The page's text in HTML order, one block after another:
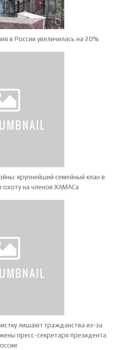
в России увеличилась на 20%
крупнейший семейный клан в
охоту на членов ХАМАСа
лишают гражданства из-за
пресс-секретаря президента